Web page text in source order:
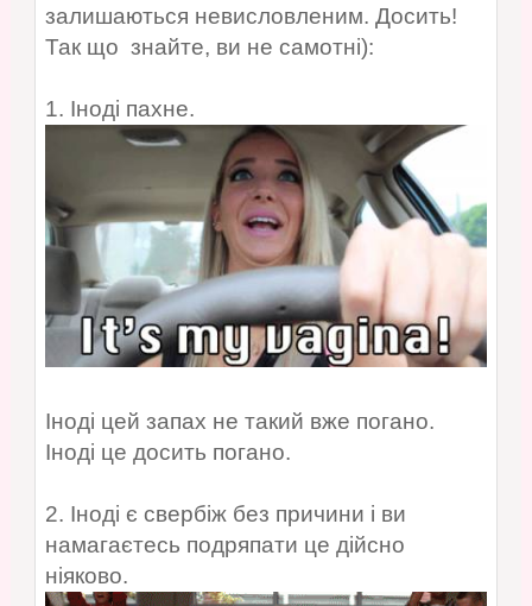
залишаються невисловленим. Досить!
Так що знайте, ви не самотні):
1. Іноді пахне.
Іноді цей запах не такий вже погано.
Іноді це досить погано.
2. Іноді є свербіж без причини і ви
намагаєтесь подряпати це дійсно
ніяково.